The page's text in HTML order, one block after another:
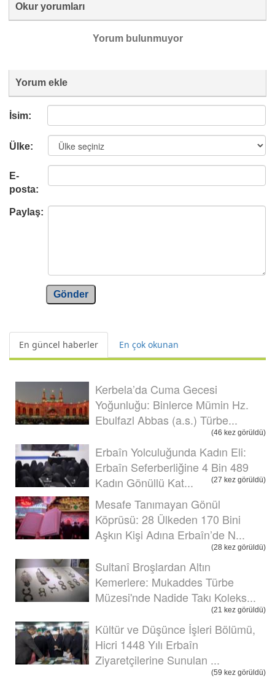
Okur yorumları
Yorum bulunmuyor
Yorum ekle
İsim:
Ülke:
E-
posta:
Paylaş:
Gönder
En güncel haberler En çok okunan
Kerbela’da Cuma Gecesi
Yoğunluğu: Binlerce Mümin Hz.
Ebulfazl Abbas (a.s.) Türbe...
(46 kez görüldü)
Erbaîn Yolculuğunda Kadın Eli:
Erbaîn Seferberliğine 4 Bin 489
Kadın Gönüllü Kat...
(27 kez görüldü)
Mesafe Tanımayan Gönül
Köprüsü: 28 Ülkeden 170 Bini
Aşkın Kişi Adına Erbaîn’de N...
(28 kez görüldü)
Sultanî Broşlardan Altın
Kemerlere: Mukaddes Türbe
Müzesi'nde Nadide Takı Koleks...
(21 kez görüldü)
Kültür ve Düşünce İşleri Bölümü,
Hicri 1448 Yılı Erbaîn
Ziyaretçilerine Sunulan ...
(59 kez görüldü)